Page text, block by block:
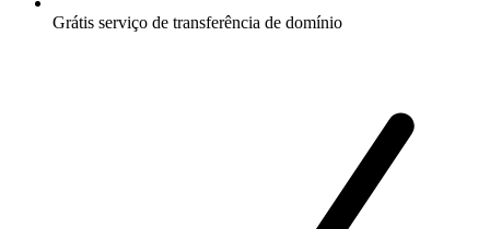
Grátis serviço de transferência de domínio